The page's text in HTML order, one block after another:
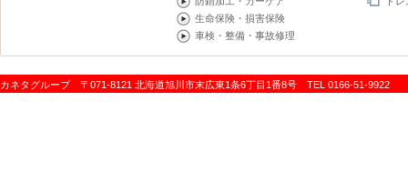
生命保険・損害保険
車検・整備・事故修理
カネタグループ 〒071-8121 北海道旭川市末広東1条6丁目1番8号 TEL 0166-51-9922